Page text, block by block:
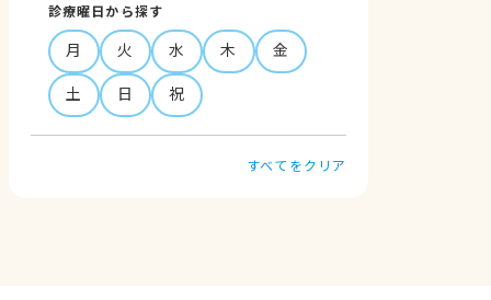
診療曜日から探す
月 火 水 木
金
土
日 祝
すべてをクリア